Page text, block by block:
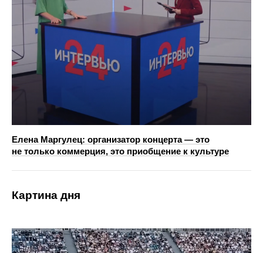
Елена Маргулец: организатор концерта — это
не только коммерция, это приобщение к культуре
Картина дня